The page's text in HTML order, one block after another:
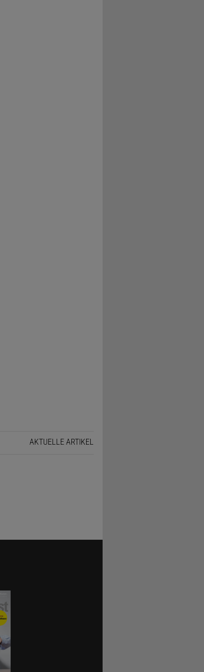
AKTUELLE ARTIKEL